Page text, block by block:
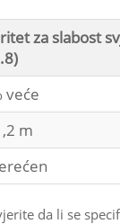
za slabost
veće
m
da li se